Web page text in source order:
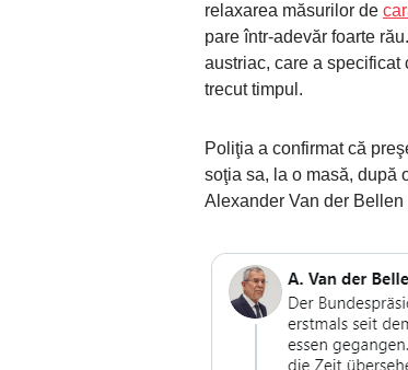
relaxarea măsurilor de
pare într-adevăr foarte
austriac, care a specificat
trecut timpul.
Poliţia a confirmat că
soţia sa, la o masă, după
Alexander Van der Bellen